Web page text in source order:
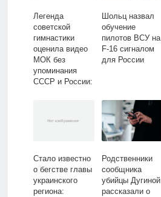
Легенда
советской
гимнастики
оценила видео
МОК без
упоминания
СССР и России:
Шольц назвал
обучение
пилотов ВСУ на
F-16 сигналом
для России
Стало известно
о бегстве главы
украинского
региона:
Родственники
сообщника
убийцы Дугиной
рассказали о